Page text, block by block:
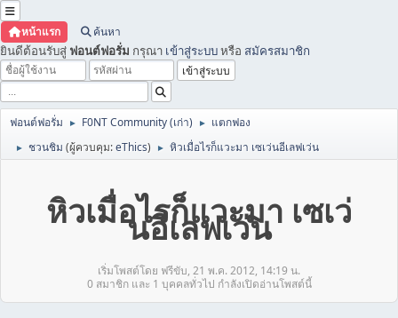
หน้าแรก ค้นหา
ยินดีต้อนรับสู่ ฟอนต์ฟอรั่ม กรุณา เข้าสู่ระบบหรือ สมัครสมาชิก
ฟอนต์ฟอรั่ม ► F0NT Community (เก่า) ► แตกฟอง
► ชวนชิม (ผู้ควบคุม:eThics) ► หิวเมื่อไรก็แวะมา เซเว่นอีเลฟเว่น
หิวเมื่อไรก็แวะมา เซเว่
นอีเลฟเว่น
เริ่มโพสต์โดย ฟรีขับ, 21 พ.ค. 2012, 14:19 น.
0 สมาชิก และ 1 บุคคลทั่วไป กำลังเปิดอ่านโพสต์นี้